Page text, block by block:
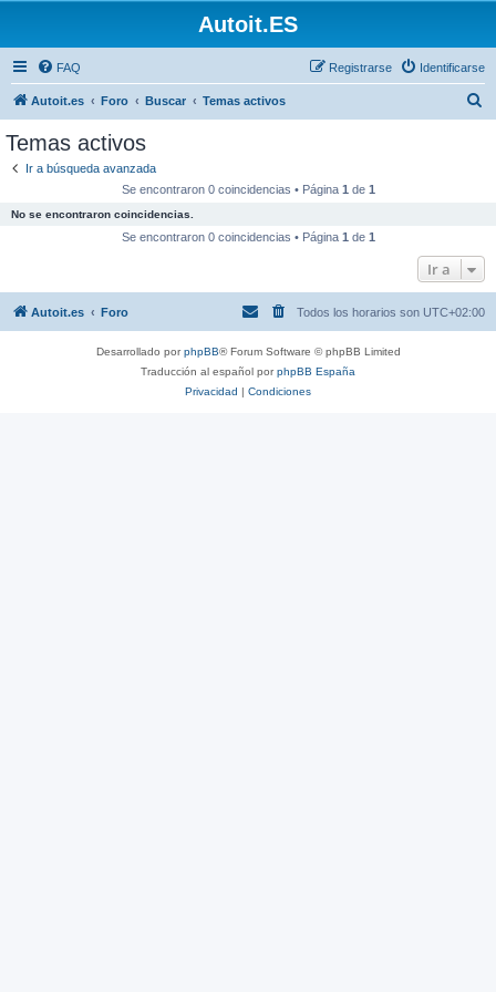
Autoit.ES
FAQ Identificarse
Registrarse
Autoit.es Foro Buscar Temas activos
Temas activos
Ir a búsqueda avanzada
Se encontraron 0 coincidencias • Página 1 de 1
No se encontraron coincidencias.
Se encontraron 0 coincidencias • Página 1 de 1
Ir a
Autoit.es Foro Todos los horarios son UTC+02:00
Desarrollado porphpBB® Forum Software © phpBB Limited
Traducción al español porphpBB España
Privacidad | Condiciones